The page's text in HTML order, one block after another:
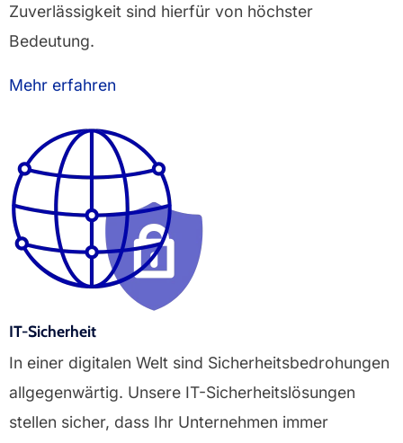
Zuverlässigkeit sind hierfür von höchster
Bedeutung.
Mehr erfahren
IT-Sicherheit
In einer digitalen Welt sind Sicherheitsbedrohungen
allgegenwärtig. Unsere IT-Sicherheitslösungen
stellen sicher, dass Ihr Unternehmen immer